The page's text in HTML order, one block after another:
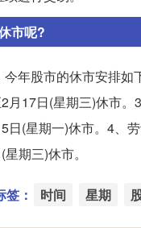
市呢?
年股市的休市安排如
月17日(星期三)休市。
日(星期一)休市。4、
期三)休市。
签： 时间 星期